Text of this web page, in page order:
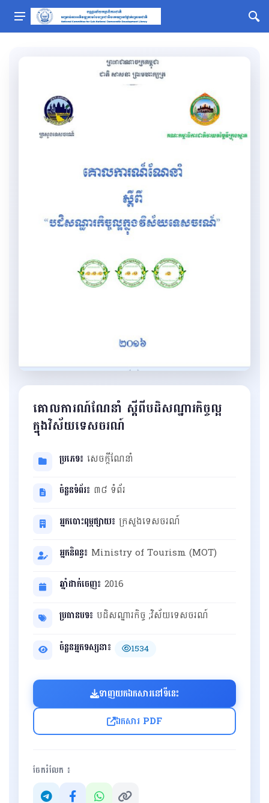
គោលការណ៍ណែនាំ ស្តីពីបដិសណ្ឋារកិច្ចល្អ
ក្នុងវិស័យទេសចរណ៍
ប្រភេទ៖ សេចក្ដីណែនាំ
ចំនួនទំព័រ៖ ៣៨ ទំព័រ
អ្នកបោះពុម្ពផ្សាយ៖ ក្រសួងទេសចរណ៍
អ្នកនិពន្ធ៖ Ministry of Tourism (MOT)
ឆ្នាំដាក់ចេញ៖ 2016
ប្រធានបទ៖ បដិសណ្ឋារកិច្ច ;វិស័យទេសចរណ៍
ចំនួនអ្នកទស្សនា៖
1534
ទាញយកឯកសារនៅទីនេះ
ឯកសារ PDF
ចែករំលែក ៖